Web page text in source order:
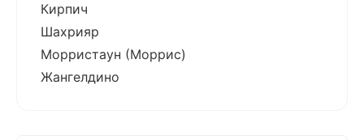
Кирпич
Шахрияр
Морристаун (Моррис)
Жангелдино